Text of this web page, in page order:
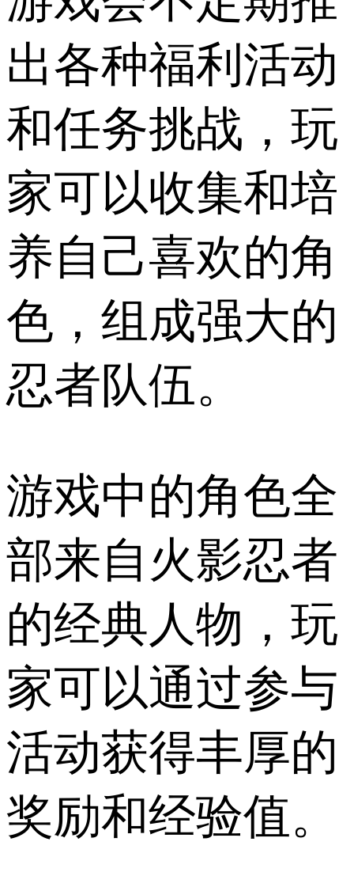
出各种福利活动
和任务挑战，玩
家可以收集和培
养自己喜欢的角
色，组成强大的
忍者队伍。
游戏中的角色全
部来自火影忍者
的经典人物，玩
家可以通过参与
活动获得丰厚的
奖励和经验值。